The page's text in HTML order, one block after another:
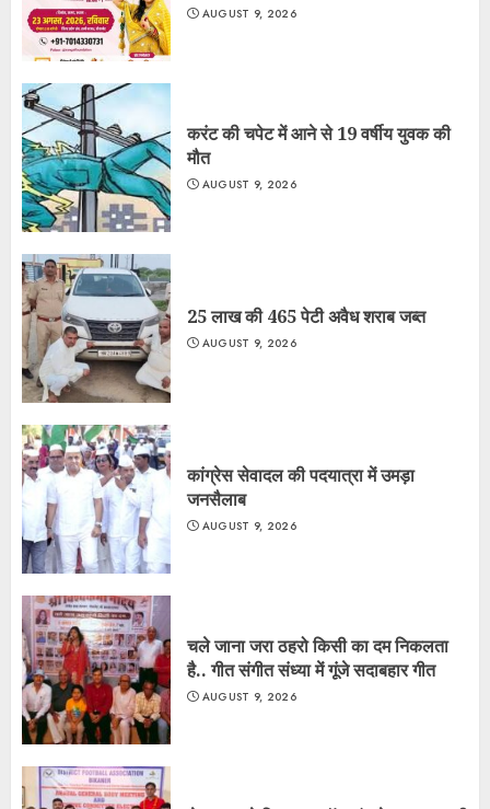
AUGUST 9, 2026
करंट की चपेट में आने से 19 वर्षीय युवक की
मौत
AUGUST 9, 2026
25 लाख की 465 पेटी अवैध शराब जब्त
AUGUST 9, 2026
कांग्रेस सेवादल की पदयात्रा में उमड़ा
जनसैलाब
AUGUST 9, 2026
चले जाना जरा ठहरो किसी का दम निकलता
है.. गीत संगीत संध्या में गूंजे सदाबहार गीत
AUGUST 9, 2026